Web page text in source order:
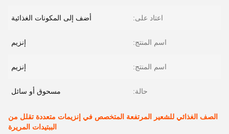
اعتاد على: أضف إلى المكونات الغذائية
اسم المنتج: إنزيم
اسم المنتج: إنزيم
حالة: مسحوق أو سائل
الصف الغذائي للشعير المرتفعة المتخصص في إنزيمات متعددة تقلل من
الببتيدات المريرة